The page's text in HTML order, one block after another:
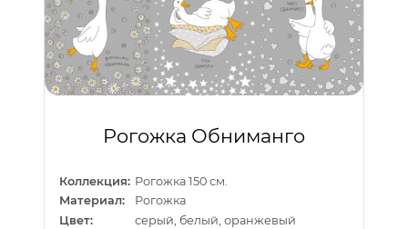
Рогожка Обниманго
Коллекция: Рогожка 150 см.
Материал:
Рогожка
Цвет:
серый, белый, оранжевый